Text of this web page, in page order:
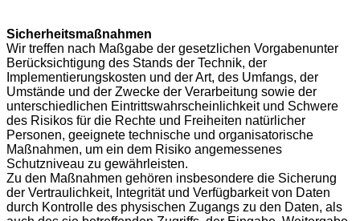
Sicherheitsmaßnahmen
Wir treffen nach Maßgabe der gesetzlichen Vorgabenunter
Berücksichtigung des Stands der Technik, der
Implementierungskosten und der Art, des Umfangs, der
Umstände und der Zwecke der Verarbeitung sowie der
unterschiedlichen Eintrittswahrscheinlichkeit und Schwere
des Risikos für die Rechte und Freiheiten natürlicher
Personen, geeignete technische und organisatorische
Maßnahmen, um ein dem Risiko angemessenes
Schutzniveau zu gewährleisten.
Zu den Maßnahmen gehören insbesondere die Sicherung
der Vertraulichkeit, Integrität und Verfügbarkeit von Daten
durch Kontrolle des physischen Zugangs zu den Daten, als